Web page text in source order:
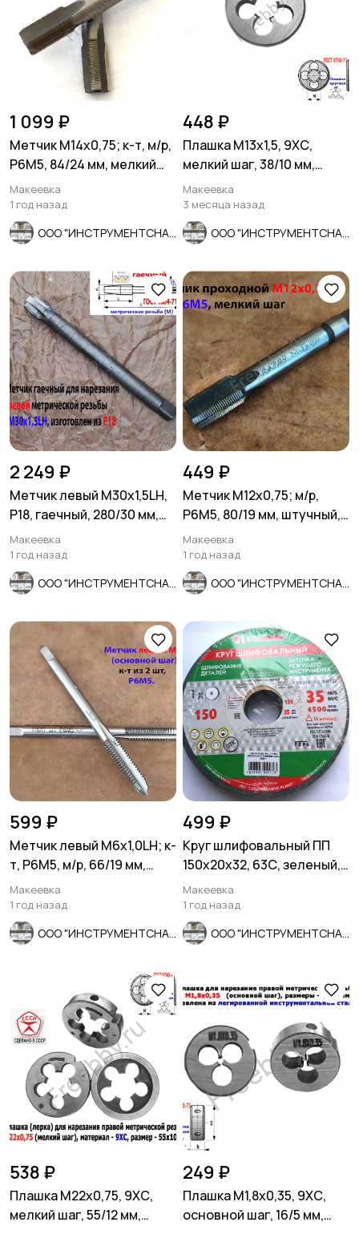
1 099 ₽
Метчик М14х0,75; к-т, м/р,
Р6М5, 84/24 мм, мелкий
шаг, СССР.
Макеевка
1 год назад
448 ₽
Плашка М13х1,5, 9ХС,
мелкий шаг, 38/10 мм,
ГОСТ 7740-71.
Макеевка
3 месяца назад
2 249 ₽
Метчик левый М30х1,5LH,
Р18, гаечный, 280/30 мм,
мелкий шаг, СССР.
Макеевка
1 год назад
449 ₽
Метчик М12х0,75; м/р,
Р6М5, 80/19 мм, штучный,
мелкий шаг, шлифов.
Макеевка
1 год назад
599 ₽
Метчик левый М6х1,0LH; к-
т, Р6М5, м/р, 66/19 мм,
основной шаг.
Макеевка
1 год назад
499 ₽
Круг шлифовальный ПП
150х20х32, 63С, зеленый,
40СМ, Луга, Россия.
Макеевка
1 год назад
538 ₽
Плашка М22х0,75, 9ХС,
мелкий шаг, 55/12 мм,
249 ₽
Плашка М1,8х0,35, 9ХС,
основной шаг, 16/5 мм,